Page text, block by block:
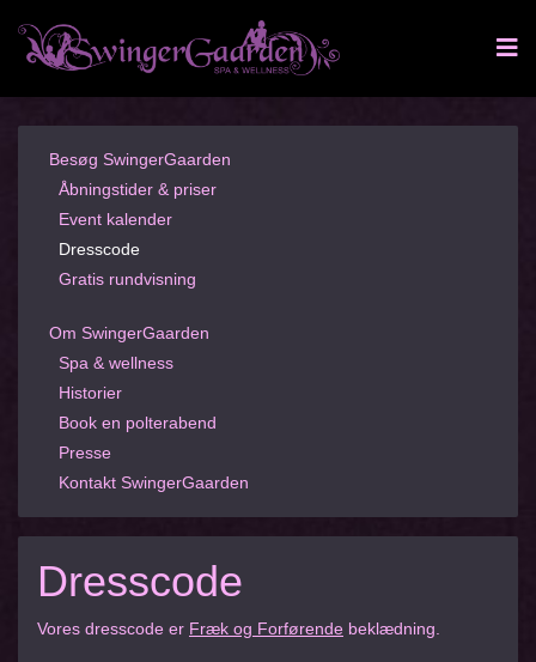
Besøg SwingerGaarden
Åbningstider & priser
Event kalender
Dresscode
Gratis rundvisning
Om SwingerGaarden
Spa & wellness
Historier
Book en polterabend
Presse
Kontakt SwingerGaarden
Dresscode
Vores dresscode er Fræk og Forførende beklædning.